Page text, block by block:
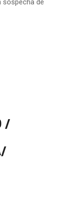
sospecha de
/